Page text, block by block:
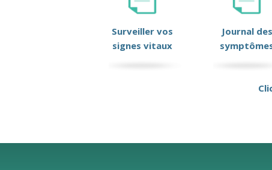
Surveiller vos
signes vitaux
Journal des